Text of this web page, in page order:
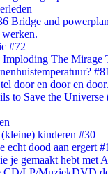
Bridge and
#72
The Mirage
door en door en
to Save the
kinderen #30
echt dood aan ergert
je gemaakt hebt met